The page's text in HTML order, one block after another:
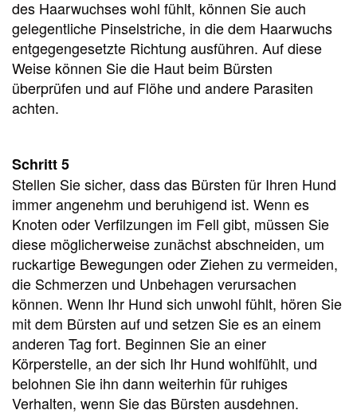
des Haarwuchses wohl fühlt, können Sie auch
gelegentliche Pinselstriche, in die dem Haarwuchs
entgegengesetzte Richtung ausführen. Auf diese
Weise können Sie die Haut beim Bürsten
überprüfen und auf Flöhe und andere Parasiten
achten.
Schritt 5
Stellen Sie sicher, dass das Bürsten für Ihren Hund
immer angenehm und beruhigend ist. Wenn es
Knoten oder Verfilzungen im Fell gibt, müssen Sie
diese möglicherweise zunächst abschneiden, um
ruckartige Bewegungen oder Ziehen zu vermeiden,
die Schmerzen und Unbehagen verursachen
können. Wenn Ihr Hund sich unwohl fühlt, hören Sie
mit dem Bürsten auf und setzen Sie es an einem
anderen Tag fort. Beginnen Sie an einer
Körperstelle, an der sich Ihr Hund wohlfühlt, und
belohnen Sie ihn dann weiterhin für ruhiges
Verhalten, wenn Sie das Bürsten ausdehnen.